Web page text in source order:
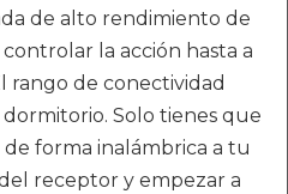
de alto rendimiento de
la acción hasta a
rango de conectividad
Solo tienes que
forma inalámbrica a tu
receptor y empezar a